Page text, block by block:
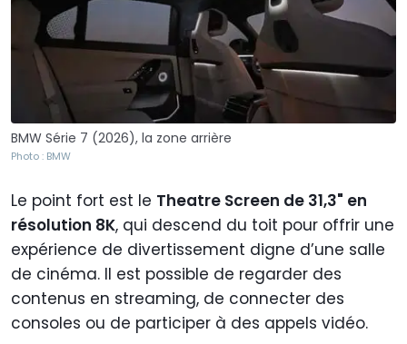
BMW Série 7 (2026), la zone arrière
Photo : BMW
Le point fort est le Theatre Screen de 31,3" en
résolution 8K, qui descend du toit pour offrir une
expérience de divertissement digne d’une salle
de cinéma. Il est possible de regarder des
contenus en streaming, de connecter des
consoles ou de participer à des appels vidéo.